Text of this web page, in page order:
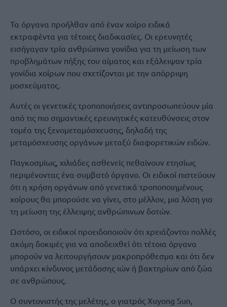
Τα όργανα προήλθαν από έναν χοίρο ειδικά
εκτραφέντα για τέτοιες διαδικασίες. Οι ερευνητές
εισήγαγαν τρία ανθρώπινα γονίδια για τη μείωση των
προβλημάτων πήξης του αίματος και εξάλειψαν τρία
γονίδια χοίρων που σχετίζονται με την απόρριψη
μοσχεύματος.
Αυτές οι γενετικές τροποποιήσεις αντιπροσωπεύουν μία
από τις πιο σημαντικές ερευνητικές κατευθύνσεις στον
τομέα της ξενομεταμόσχευσης, δηλαδή της
μεταμόσχευσης οργάνων μεταξύ διαφορετικών ειδών.
Παγκοσμίως, χιλιάδες ασθενείς πεθαίνουν ετησίως
περιμένοντας ένα συμβατό όργανο. Οι ειδικοί πιστεύουν
ότι η χρήση οργάνων από γενετικά τροποποιημένους
χοίρους θα μπορούσε να γίνει, στο μέλλον, μια λύση για
τη μείωση της έλλειψης ανθρώπινων δοτών.
Ωστόσο, οι ειδικοί προειδοποιούν ότι χρειάζονται πολλές
ακόμη δοκιμές για να αποδειχθεί ότι τέτοια όργανα
μπορούν να λειτουργήσουν μακροπρόθεσμα και ότι δεν
υπάρχει κίνδυνος μετάδοσης ιών ή βακτηρίων από ζώα
σε ανθρώπους.
Ο συντονιστής της μελέτης, ο γιατρός Xuyong Sun,